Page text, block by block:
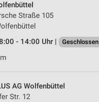
Straße 105
- 14:00 Uhr |
Geschlossen
AG Wolfenbüttel
Str. 12